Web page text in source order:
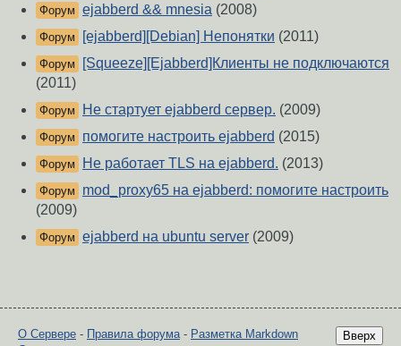
Форум ejabberd && mnesia (2008)
Форум [ejabberd][Debian] Непонятки (2011)
Форум
[Squeeze][Ejabberd]Клиенты не подключаются
(2011)
Форум Не стартует ejabberd сервер. (2009)
Форум помогите настроить ejabberd (2015)
Форум Не работает TLS на ejabberd. (2013)
Форум
mod_proxy65 на ejabberd: помогите настроить
(2009)
Форум ejabberd на ubuntu server (2009)
Вверх
О Сервере - Правила форума - Разметка Markdown